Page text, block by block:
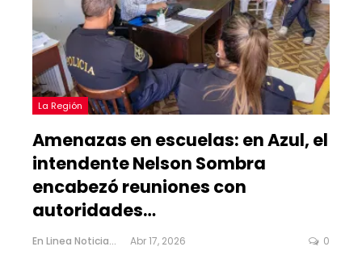
La Región
Amenazas en escuelas: en Azul, el
intendente Nelson Sombra
encabezó reuniones con
autoridades…
En Linea Noticias Abr 17, 2026 0